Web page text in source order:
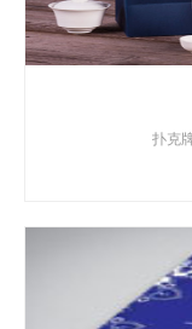
扑克